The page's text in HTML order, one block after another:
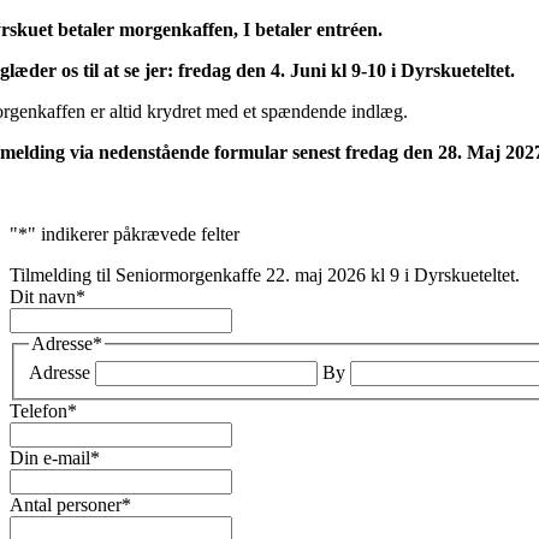
betaler morgenkaffen, I betaler entréen.
os til at se jer: fredag den 4. Juni kl 9-10 i Dyrskueteltet.
er altid krydret med et spændende indlæg.
via nedenstående formular senest fredag den 28. Maj
"*" indikerer påkrævede felter
Tilmelding til Seniormorgenkaffe 22. maj 2026 kl 9 i Dyrskueteltet.
Dit navn*
Adresse*
Adresse
By
Telefon*
Din e-mail*
Antal personer*